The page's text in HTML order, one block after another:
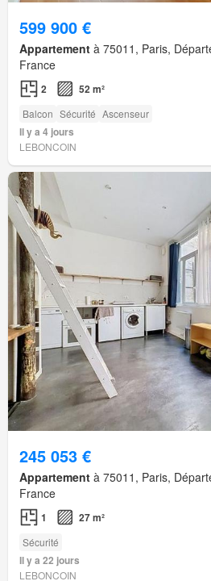
599 900 €
Appartement à 75011, Paris,
France
2 52 m²
Balcon Sécurité Ascenseur
Il y a 4 jours
LEBONCOIN
245 053 €
Appartement à 75011, Paris,
France
1 27 m²
Sécurité
Il y a 22 jours
LEBONCOIN